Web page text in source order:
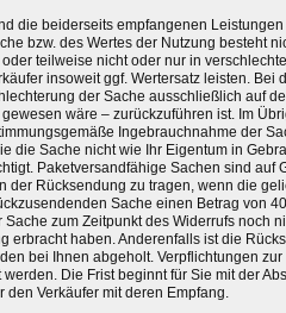
die beiderseits empfangenen
bzw. des Wertes der Nutzung besteht
teilweise nicht oder nur in
insoweit ggf. Wertersatz leisten. Bei
der Sache ausschließlich auf
wäre – zurückzuführen ist. Im
Ingebrauchnahme der
die Sache nicht wie Ihr Eigentum in
Paketversandfähige Sachen sind auf
der Rücksendung zu tragen, wenn die
Sache einen Betrag von
zum Zeitpunkt des Widerrufs noch
erbracht haben. Anderenfalls ist die
bei Ihnen abgeholt. Verpflichtungen
Die Frist beginnt für Sie mit der
Verkäufer mit deren Empfang.